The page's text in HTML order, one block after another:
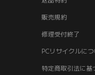
販売規約
修理受付終了
PCリサイクルに
特定商取引法に基